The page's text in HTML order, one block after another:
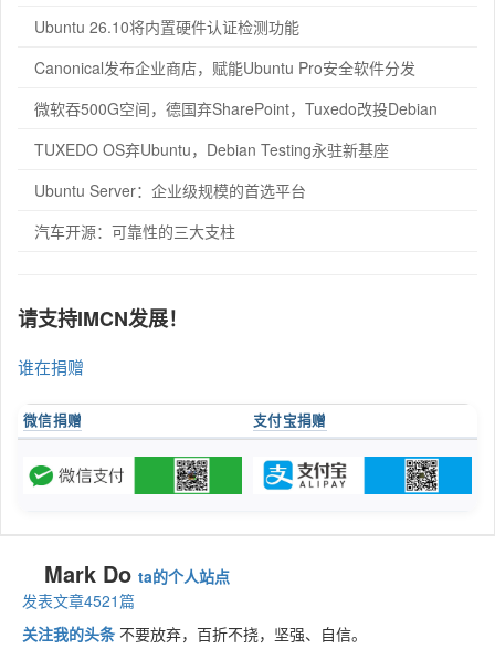
Ubuntu 26.10将内置硬件认证检测功能
Canonical发布企业商店，赋能Ubuntu Pro安全软件分发
微软吞500G空间，德国弃SharePoint，Tuxedo改投Debian
TUXEDO OS弃Ubuntu，Debian Testing永驻新基座
Ubuntu Server：企业级规模的首选平台
汽车开源：可靠性的三大支柱
请支持IMCN发展！
谁在捐赠
微信捐赠 支付宝捐赠
Mark Do ta的个人站点
发表文章4521篇
关注我的头条 不要放弃，百折不挠，坚强、自信。